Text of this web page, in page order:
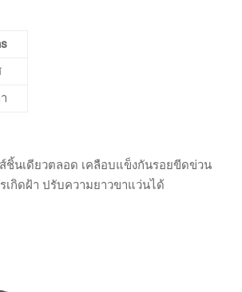
ชิ้นเดียวตลอด เคลือบแข็งกันรอยขีดข่วน
เกิดฝ้า ปรับความยาวขาแว่นได้